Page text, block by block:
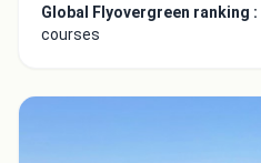
Global Flyovergreen ranking :
courses